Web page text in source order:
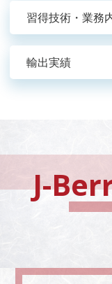
習得技術・業務
輸出実績
J-